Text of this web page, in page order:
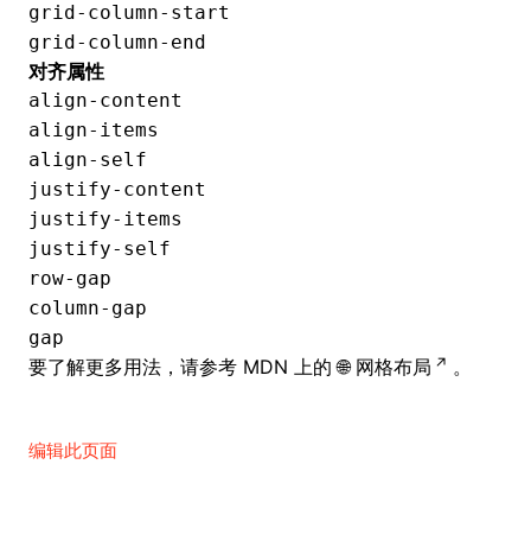
grid-column-start
grid-column-end
对齐属性
align-content
align-items
align-self
justify-content
justify-items
justify-self
row-gap
column-gap
gap
要了解更多用法，请参考 MDN 上的 网格布局 。
编辑此页面